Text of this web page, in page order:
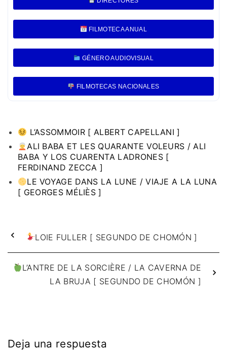
FILMOTECA ANUAL
GÉNERO AUDIOVISUAL
FILMOTECAS NACIONALES
L’ASSOMMOIR [ ALBERT CAPELLANI ]
ALI BABA ET LES QUARANTE VOLEURS / ALI
BABA Y LOS CUARENTA LADRONES [
FERDINAND ZECCA ]
LE VOYAGE DANS LA LUNE / VIAJE A LA LUNA
[ GEORGES MÉLIÈS ]
LOIE FULLER [ SEGUNDO DE CHOMÓN ]
L’ANTRE DE LA SORCIÈRE / LA CAVERNA DE
LA BRUJA [ SEGUNDO DE CHOMÓN ]
Deja una respuesta